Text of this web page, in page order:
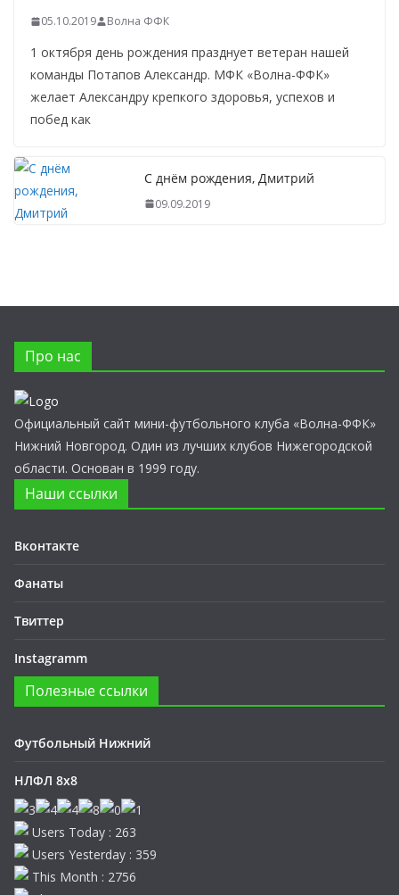
05.10.2019 Волна ФФК
1 октября день рождения празднует ветеран нашей
команды Потапов Александр. МФК «Волна-ФФК»
желает Александру крепкого здоровья, успехов и
побед как
С днём рождения, Дмитрий
09.09.2019
Про нас
Официальный сайт мини-футбольного клуба «Волна-ФФК»
Нижний Новгород. Один из лучших клубов Нижегородской
области. Основан в 1999 году.
Наши ссылки
Вконтакте
Фанаты
Твиттер
Instagramm
Полезные ссылки
Футбольный Нижний
НЛФЛ 8х8
Users Today : 263
Users Yesterday : 359
This Month : 2756